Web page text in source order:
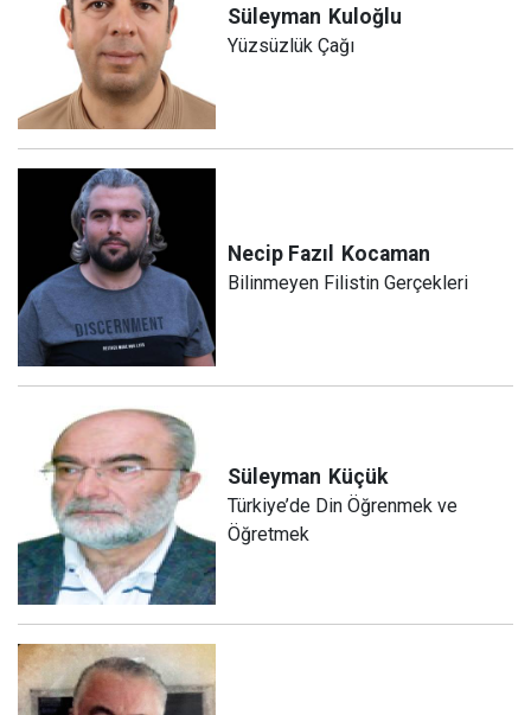
Süleyman Kuloğlu
Yüzsüzlük Çağı
Necip Fazıl Kocaman
Bilinmeyen Filistin Gerçekleri
Süleyman Küçük
Türkiye’de Din Öğrenmek ve
Öğretmek